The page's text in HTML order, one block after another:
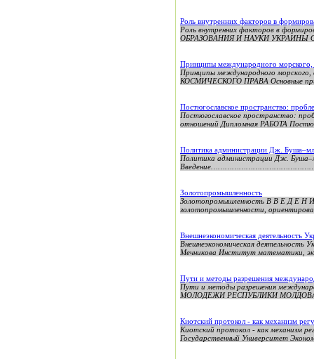
Роль внутренних факторов в
Роль внутренних факторов в
ОБРАЗОВАНИЯ И НАУКИ УКРАИНЫ
Принципы международного морского,
Принципы международного
КОСМИЧЕСКОГО ПРАВА Основные
Постюгославское пространство:
Постюгославское пространство:
отношений Дипломная РАБОТА
Политика администрации Дж.
Политика администрации Дж.
Золотопромышленность
Золотопромышленность В В Е Д Е Н И
золотопромышленности,
Внешнеэкономическая деятельность
Внешнеэкономическая деятельность
Мечникова Институт математики,
Пути и методы разрешения
Пути и методы разрешения
МОЛОДЕЖИ РЕСПУБЛИКИ
Киотский протокол - как механизм
Киотский протокол - как механизм
Государственный Университет